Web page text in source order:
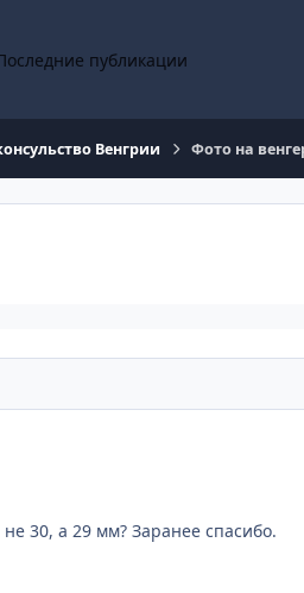
публикации
Венгрии Фото на
30, а 29 мм? Заранее спасибо.